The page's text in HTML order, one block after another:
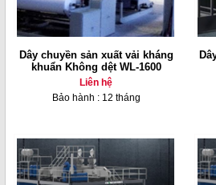
Dây chuyền sản xuất vải kháng
khuẩn Không dệt WL-1600
Liên hệ
Bảo hành : 12 tháng